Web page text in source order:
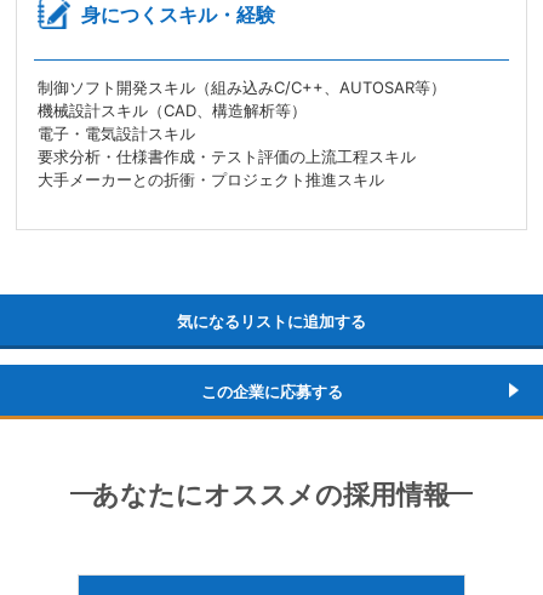
身につくスキル・経験
制御ソフト開発スキル（組み込みC/C++、AUTOSAR等）
機械設計スキル（CAD、構造解析等）
電子・電気設計スキル
要求分析・仕様書作成・テスト評価の上流工程スキル
大手メーカーとの折衝・プロジェクト推進スキル
この企業に応募する
気になるリストに追加する
あなたにオススメの採用情報